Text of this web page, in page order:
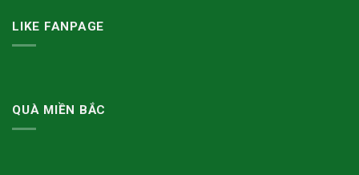
LIKE FANPAGE
QUÀ MIỀN BẮC